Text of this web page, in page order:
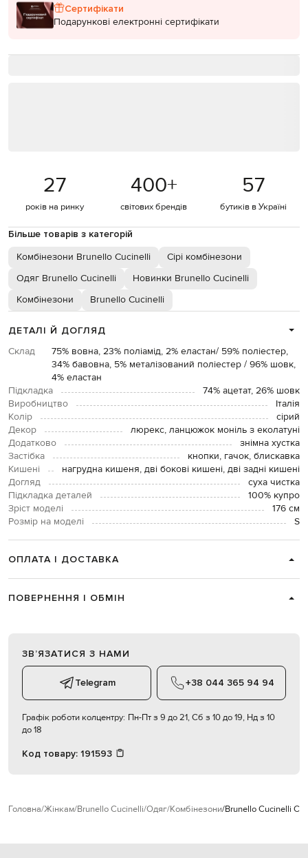
Сертифікати
Подарункові електронні сертифікати
27
років на ринку
400+
світових брендів
57
бутиків в Україні
Більше товарів з категорій
Комбінезони Brunello Cucinelli
Сірі комбінезони
Одяг Brunello Cucinelli
Новинки Brunello Cucinelli
Комбінезони
Brunello Cucinelli
ДЕТАЛІ Й ДОГЛЯД
Склад
75% вовна, 23% поліамід, 2% еластан/ 59% поліестер,
34% бавовна, 5% металізований поліестер / 96% шовк,
4% еластан
Підкладка
74% ацетат, 26% шовк
Виробництво
Італія
Колір
сірий
Декор
люрекс, ланцюжок моніль з еколатуні
Додатково
знімна хустка
Застібка
кнопки, гачок, блискавка
Кишені
нагрудна кишеня, дві бокові кишені, дві задні кишені
Догляд
суха чистка
Підкладка деталей
100% купро
Зріст моделі
176 см
Розмір на моделі
S
ОПЛАТА І ДОСТАВКА
ПОВЕРНЕННЯ І ОБМІН
ЗВʼЯЗАТИСЯ З НАМИ
Telegram +38 044 365 94 94
Графік роботи колцентру: Пн-Пт з 9 до 21, Сб з 10 до 19, Нд з 10
до 18
Код товару: 191593
Головна Жінкам Brunello Cucinelli Одяг Комбінезони Brunello Cucinelli